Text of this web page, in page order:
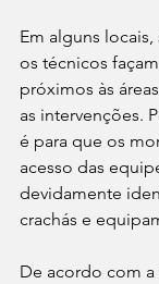
Em alguns
os técnicos
próximos às
as intervenções.
é para que os
acesso das
devidamente
crachás e
De acordo com a